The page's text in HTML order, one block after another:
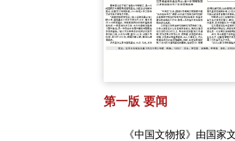
第一版 要闻
《中国文物报》由国家文